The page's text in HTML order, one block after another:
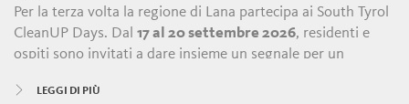
Per la terza volta la regione di Lana partecipa ai South Tyrol
CleanUP Days. Dal17 al 20 settembre 2026, residenti e
ospiti sono invitati a dare insieme un segnale per un
Di cosa si tratta durante i CleanUP Days? Molto semplice:
LEGGI DI PIÙ